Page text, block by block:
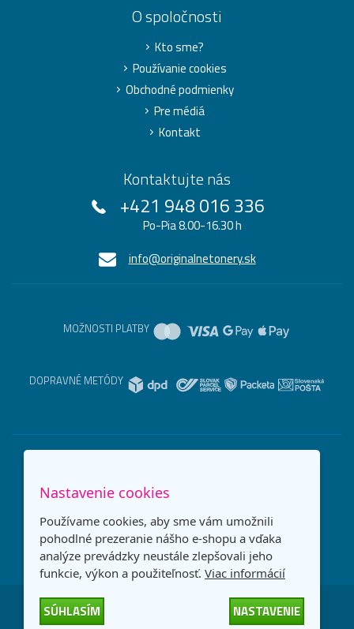
O spoločnosti
Kto sme?
Používanie cookies
Obchodné podmienky
Pre médiá
Kontakt
Kontaktujte nás
+421 948 016 336
Po-Pia 8.00-16.30 h
info@originalnetonery.sk
MOŽNOSTI PLATBY
DOPRAVNÉ METÓDY
Slovensko
Nastavenie cookies
Používame cookies, aby sme vám umožnili
pohodlné prezeranie nášho e-shopu a vďaka
analýze prevádzky neustále zlepšovali jeho
funkcie, výkon a použiteľnosť. Viac informácií
SÚHLASÍM NASTAVENIE